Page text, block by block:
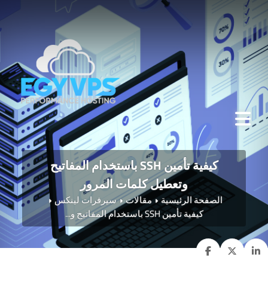
كيفية تأمين SSH باستخدام المفاتيح
وتعطيل كلمات المرور
الصفحة الرئيسية مقالات
سيرفرات لينكس
كيفية تأمين SSH باستخدام المفاتيح و...